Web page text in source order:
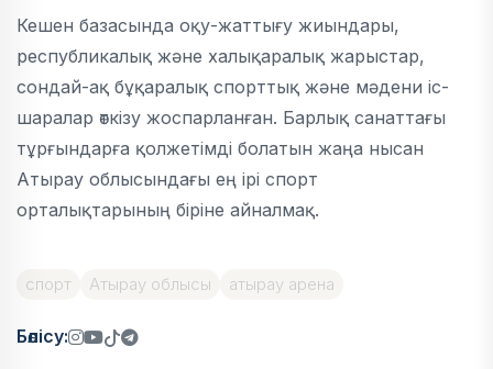
Кешен базасында оқу-жаттығу жиындары,
республикалық және халықаралық жарыстар,
сондай-ақ бұқаралық спорттық және мәдени іс-
шаралар өткізу жоспарланған. Барлық санаттағы
тұрғындарға қолжетімді болатын жаңа нысан
Атырау облысындағы ең ірі спорт
орталықтарының біріне айналмақ.
спорт Атырау облысы атырау арена
Бөлісу: